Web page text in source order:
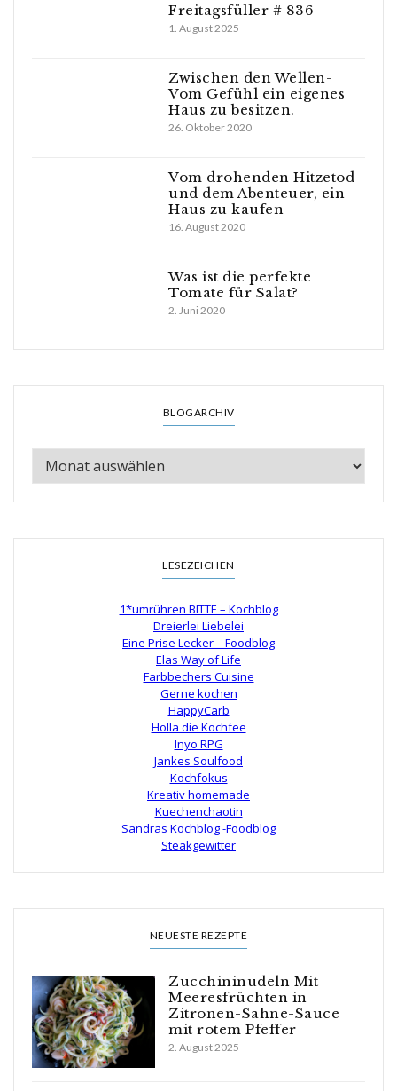
Freitagsfüller # 836
1. August 2025
Zwischen den Wellen-
Vom Gefühl ein eigenes
Haus zu besitzen.
26. Oktober 2020
Vom drohenden Hitzetod
und dem Abenteuer, ein
Haus zu kaufen
16. August 2020
Was ist die perfekte
Tomate für Salat?
2. Juni 2020
BLOGARCHIV
LESEZEICHEN
1*umrühren BITTE – Kochblog
Dreierlei Liebelei
Eine Prise Lecker – Foodblog
Elas Way of Life
Farbbechers Cuisine
Gerne kochen
HappyCarb
Holla die Kochfee
Inyo RPG
Jankes Soulfood
Kochfokus
Kreativ homemade
Kuechenchaotin
Sandras Kochblog -Foodblog
Steakgewitter
NEUESTE REZEPTE
Zucchininudeln Mit
Meeresfrüchten in
Zitronen-Sahne-Sauce
mit rotem Pfeffer
2. August 2025